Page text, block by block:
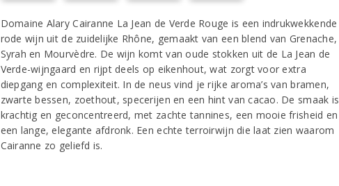
Domaine Alary Cairanne La Jean de Verde Rouge is een indrukwekkende
rode wijn uit de zuidelijke Rhône, gemaakt van een blend van Grenache,
Syrah en Mourvèdre. De wijn komt van oude stokken uit de La Jean de
Verde-wijngaard en rijpt deels op eikenhout, wat zorgt voor extra
diepgang en complexiteit. In de neus vind je rijke aroma’s van bramen,
zwarte bessen, zoethout, specerijen en een hint van cacao. De smaak is
krachtig en geconcentreerd, met zachte tannines, een mooie frisheid en
een lange, elegante afdronk. Een echte terroirwijn die laat zien waarom
Cairanne zo geliefd is.